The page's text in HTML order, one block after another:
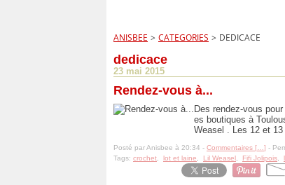
ANISBEE > CATEGORIES > DEDICACE
dedicace
23 mai 2015
Rendez-vous à...
Des rendez-vous
es boutiques à
Weasel . Les 12 et
Posté par Anisbee à 20:34 - Commentaires [ ] -
Tags: crochet lot et laine Lil Weasel Fifi Jolipois